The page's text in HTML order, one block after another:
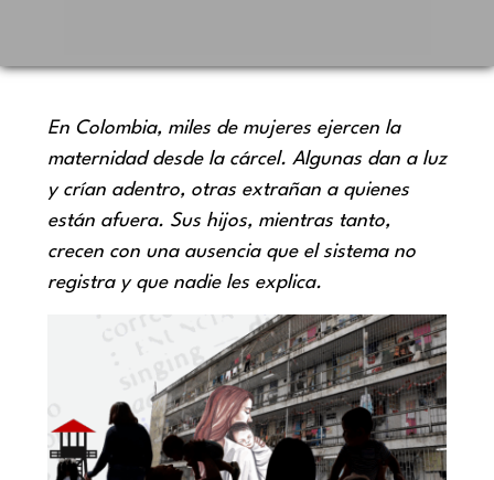
En Colombia, miles de mujeres ejercen la
maternidad desde la cárcel. Algunas dan a luz
y crían adentro, otras extrañan a quienes
están afuera. Sus hijos, mientras tanto,
crecen con una ausencia que el sistema no
registra y que nadie les explica.